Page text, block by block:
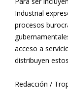
Industrial
procesos
acceso a
distribuyen
Redacción /